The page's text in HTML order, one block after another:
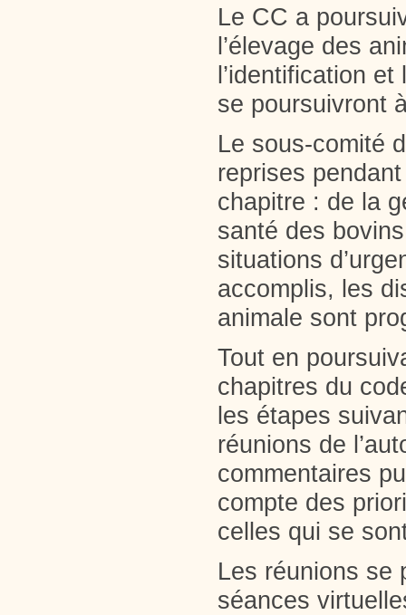
Le CC a
l’élevage des
l’identification
se poursuivront
Le sous-comité
reprises
chapitre : de la
santé des
situations
accomplis, les
animale sont
Tout en
chapitres du
les étapes
réunions de
commentaires
compte des
celles qui se
Les réunions se
séances